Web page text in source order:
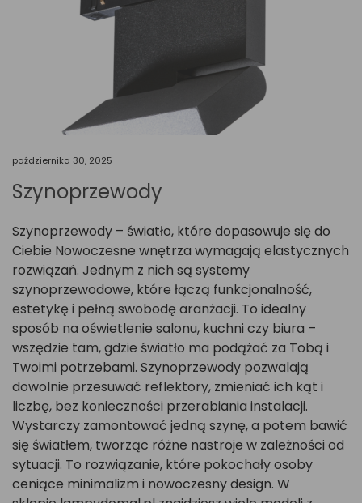
października 30, 2025
Szynoprzewody
Szynoprzewody – światło, które dopasowuje się do
Ciebie Nowoczesne wnętrza wymagają elastycznych
rozwiązań. Jednym z nich są systemy
szynoprzewodowe, które łączą funkcjonalność,
estetykę i pełną swobodę aranżacji. To idealny
sposób na oświetlenie salonu, kuchni czy biura –
wszędzie tam, gdzie światło ma podążać za Tobą i
Twoimi potrzebami. Szynoprzewody pozwalają
dowolnie przesuwać reflektory, zmieniać ich kąt i
liczbę, bez konieczności przerabiania instalacji.
Wystarczy zamontować jedną szynę, a potem bawić
się światłem, tworząc różne nastroje w zależności od
sytuacji. To rozwiązanie, które pokochały osoby
ceniące minimalizm i nowoczesny design. W